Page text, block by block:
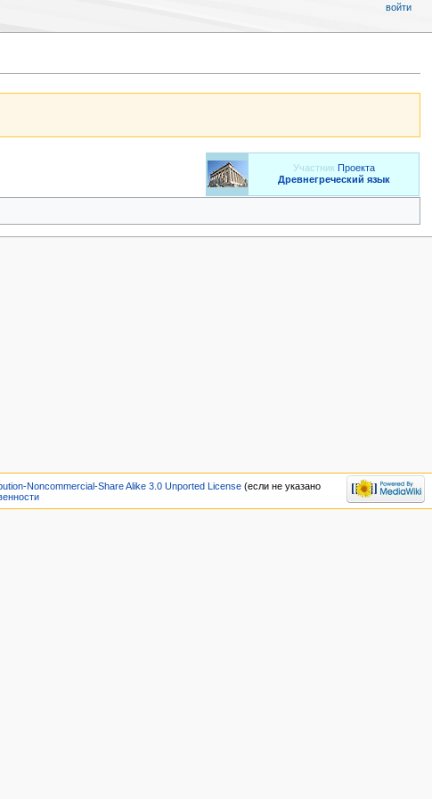
Участник Проекта
Древнегреческий язык
войти
Noncommercial-Share Alike 3.0 Unported License (если не указано